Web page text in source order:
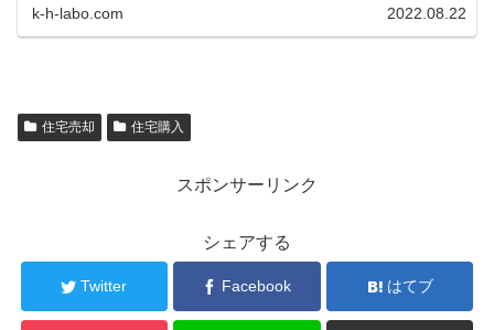
k-h-labo.com 2022.08.22
住宅売却 住宅購入
スポンサーリンク
シェアする
Twitter Facebook はてブ